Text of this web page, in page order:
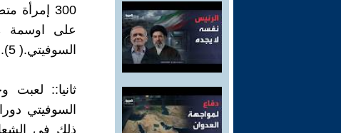
السوفيتي.( 5).
ثانيا::
السوفيتي
ذلك في